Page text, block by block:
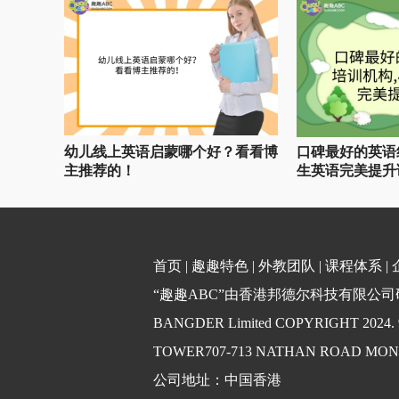
幼儿线上英语启蒙哪个好？看看博
主推荐的！
口碑最好的英
生英语完美提
首页 | 趣趣特色 | 外教团队 | 课程体系 |
“趣趣ABC”由香港邦德尔科技有限公
BANGDER Limited COPYRIGHT
TOWER707-713 NATHAN ROAD
公司地址：中国香港